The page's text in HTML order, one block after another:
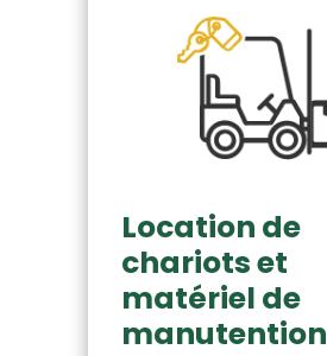
Location de
chariots et
matériel de
manutention